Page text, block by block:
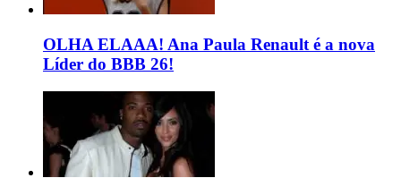
OLHA ELAAA! Ana Paula Renault é a nova
Líder do BBB 26!